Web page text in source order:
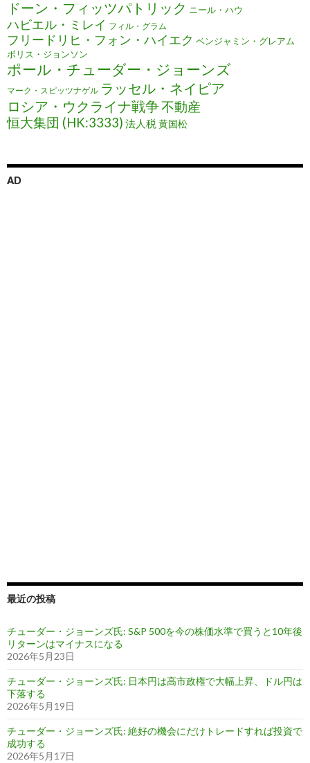
ドーン・フィッツパトリック ニール・ハウ
ハビエル・ミレイ フィル・グラム
フリードリヒ・フォン・ハイエク ベンジャミン・グレアム
ボリス・ジョンソン
ポール・チューダー・ジョーンズ
マーク・スピッツナゲル ラッセル・ネイピア
ロシア・ウクライナ戦争不動産
恒大集団 (HK:3333) 法人税黄国松
AD
最近の投稿
チューダー・ジョーンズ氏: S&P 500を今の株価水準で買うと10年後
リターンはマイナスになる
2026年5月23日
チューダー・ジョーンズ氏: 日本円は高市政権で大幅上昇、ドル円は
下落する
2026年5月19日
チューダー・ジョーンズ氏: 絶好の機会にだけトレードすれば投資で
成功する
2026年5月17日